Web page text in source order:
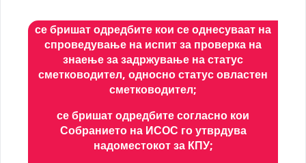
се бришат одредбите кои се однесуваат на
спроведување на испит за проверка на
знаење за задржување на статус
сметководител, односно статус овластен
сметководител;
се бришат одредбите согласно кои
Собранието на ИСОС го утврдува
надоместокот за КПУ;